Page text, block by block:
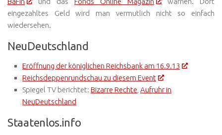
eingezahltes Geld wird man vermutlich nicht so einfach
wiedersehen.
NeuDeutschland
Eröffnung der königlichen Reichsbank am 16.9.13
Reichsdeppenrundschau zu diesem Event
Spiegel TV berichtet: Bizarre Rechte Aufruhr in
NeuDeutschland
Staatenlos.info